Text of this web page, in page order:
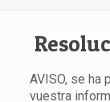
AVISO, se ha
vuestra